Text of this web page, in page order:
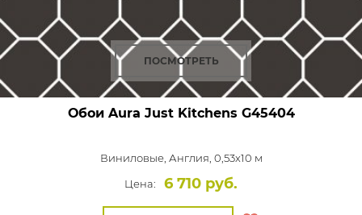
ПОСМОТРЕТЬ
Обои Aura Just Kitchens G45404
Виниловые, Англия, 0,53x10 м
Цена:
6 710 руб.